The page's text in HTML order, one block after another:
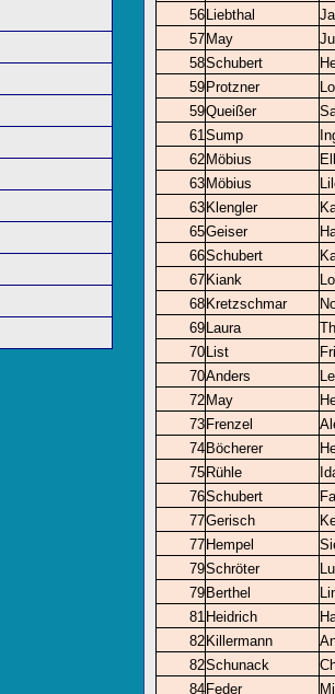
56 Liebthal
57 May
58Schubert
59 Protzner
59Queißer
61Sump
62 Möbius
63 Möbius
63 Klengler
65Geiser
66Schubert
67 Kiank
68 Kretzschmar
69 Laura
70 List
70Anders
72 May
73 Frenzel
74 Böcherer
75 Rühle
76Schubert
77Gerisch
77 Hempel
79Schröter
79 Berthel
81 Heidrich
82 Killermann
82Schunack
84 Feder